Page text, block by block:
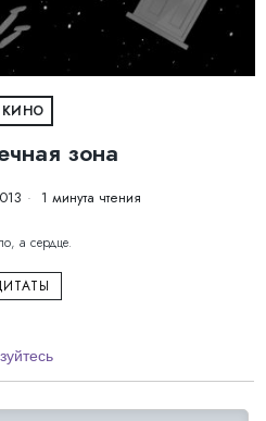
КИНО
зона
1 минута чтения
а сердце.